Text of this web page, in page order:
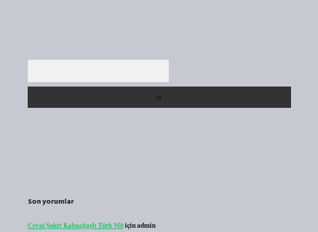
Son yorumlar
Cevat Şakir Kabaağaçlı Türk Müiçinadmin